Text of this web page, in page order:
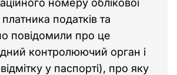
податків та
повідомили про це
контролюючий орган і
у паспорті), про яку